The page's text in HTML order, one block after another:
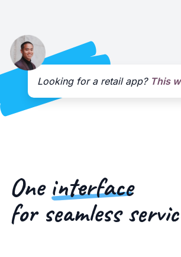
Looking for a retail app? This
Oneinterface
for seamless